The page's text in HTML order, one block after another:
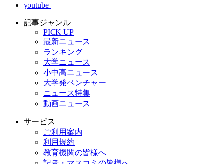
youtube
記事ジャンル
PICK UP
最新ニュース
ランキング
大学ニュース
小中高ニュース
大学発ベンチャー
ニュース特集
動画ニュース
サービス
ご利用案内
利用規約
教育機関の皆様へ